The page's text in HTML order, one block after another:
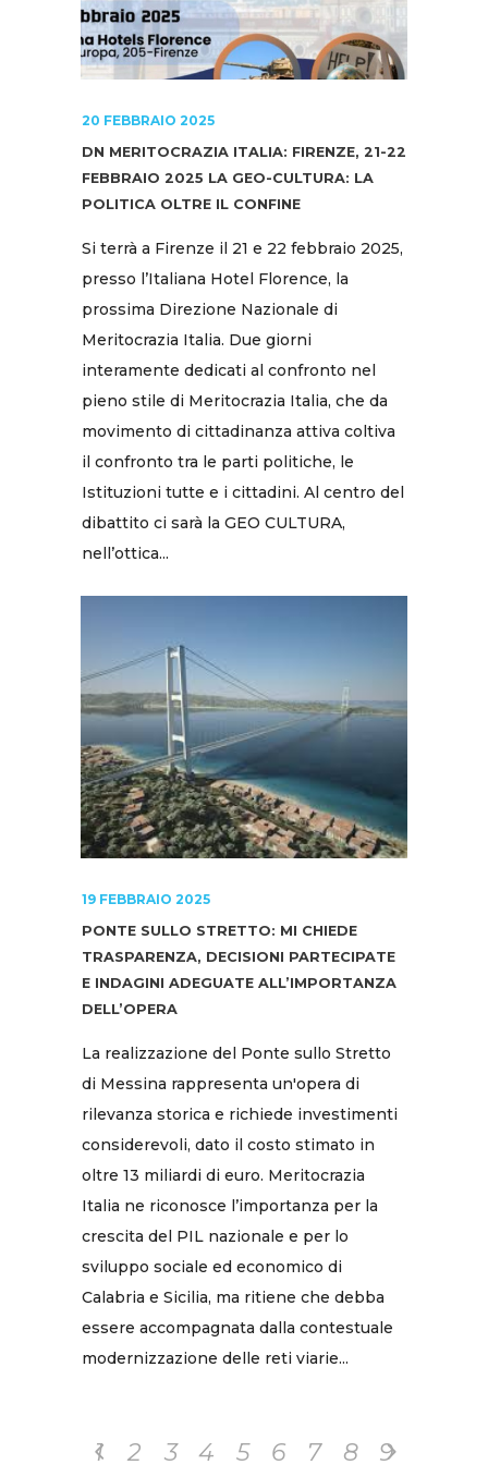
20 FEBBRAIO 2025
DN MERITOCRAZIA ITALIA: FIRENZE, 21-22
FEBBRAIO 2025 LA GEO-CULTURA: LA
POLITICA OLTRE IL CONFINE
Si terrà a Firenze il 21 e 22 febbraio 2025,
presso l’Italiana Hotel Florence, la
prossima Direzione Nazionale di
Meritocrazia Italia. Due giorni
interamente dedicati al confronto nel
pieno stile di Meritocrazia Italia, che da
movimento di cittadinanza attiva coltiva
il confronto tra le parti politiche, le
Istituzioni tutte e i cittadini. Al centro del
dibattito ci sarà la GEO CULTURA,
nell’ottica...
19 FEBBRAIO 2025
PONTE SULLO STRETTO: MI CHIEDE
TRASPARENZA, DECISIONI PARTECIPATE
E INDAGINI ADEGUATE ALL’IMPORTANZA
DELL’OPERA
La realizzazione del Ponte sullo Stretto
di Messina rappresenta un'opera di
rilevanza storica e richiede investimenti
considerevoli, dato il costo stimato in
oltre 13 miliardi di euro. Meritocrazia
Italia ne riconosce l’importanza per la
crescita del PIL nazionale e per lo
sviluppo sociale ed economico di
Calabria e Sicilia, ma ritiene che debba
essere accompagnata dalla contestuale
modernizzazione delle reti viarie...
1 2 3 4 5 6 7 8
9